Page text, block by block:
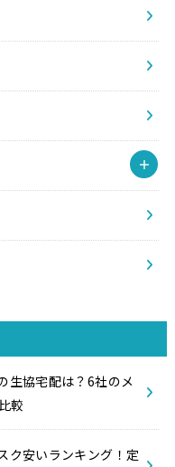
生協宅配は？6社のメ
較
ク安いランキング！定